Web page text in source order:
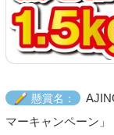
懸賞名：
マーキャンペーン」